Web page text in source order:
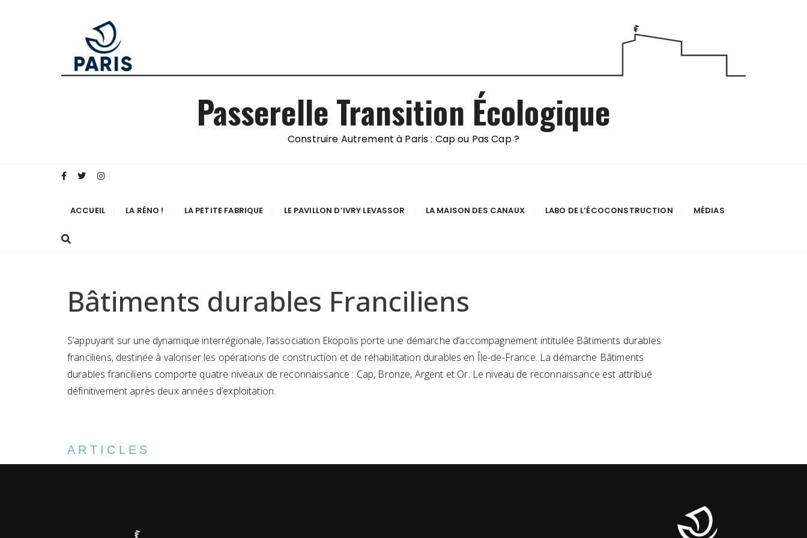
Passerelle Transition Écologique
Construire Autrement à Paris : Cap ou Pas Cap ?
ACCUEIL LA RÉNO ! LA PETITE FABRIQUE LE PAVILLON D’IVRY LEVASSOR LA MAISON DES CANAUX LABO DE L’ÉCOCONSTRUCTION MÉDIAS
Bâtiments durables Franciliens
S’appuyant sur une dynamique interrégionale, l’association Ekopolis porte une démarche d’accompagnement intitulée Bâtiments durables
franciliens, destinée à valoriser les opérations de construction et de réhabilitation durables en Île-de-France. La démarche Bâtiments
durables franciliens comporte quatre niveaux de reconnaissance : Cap, Bronze, Argent et Or. Le niveau de reconnaissance est attribué
définitivement après deux années d’exploitation.
ARTICLES